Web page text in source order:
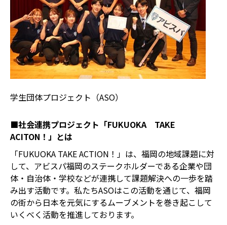
学生団体プロジェクト（ASO）
■社会連携プロジェクト「FUKUOKA TAKE
ACITON！」とは
「FUKUOKA TAKE ACTION！」は、福岡の地域課題に対
して、アビスパ福岡のステークホルダーである企業や団
体・自治体・学校などが連携して課題解決への一歩を踏
み出す活動です。私たちASOはこの活動を通じて、福岡
の街から日本を元気にするムーブメントを巻き起こして
いくべく活動を推進しております。